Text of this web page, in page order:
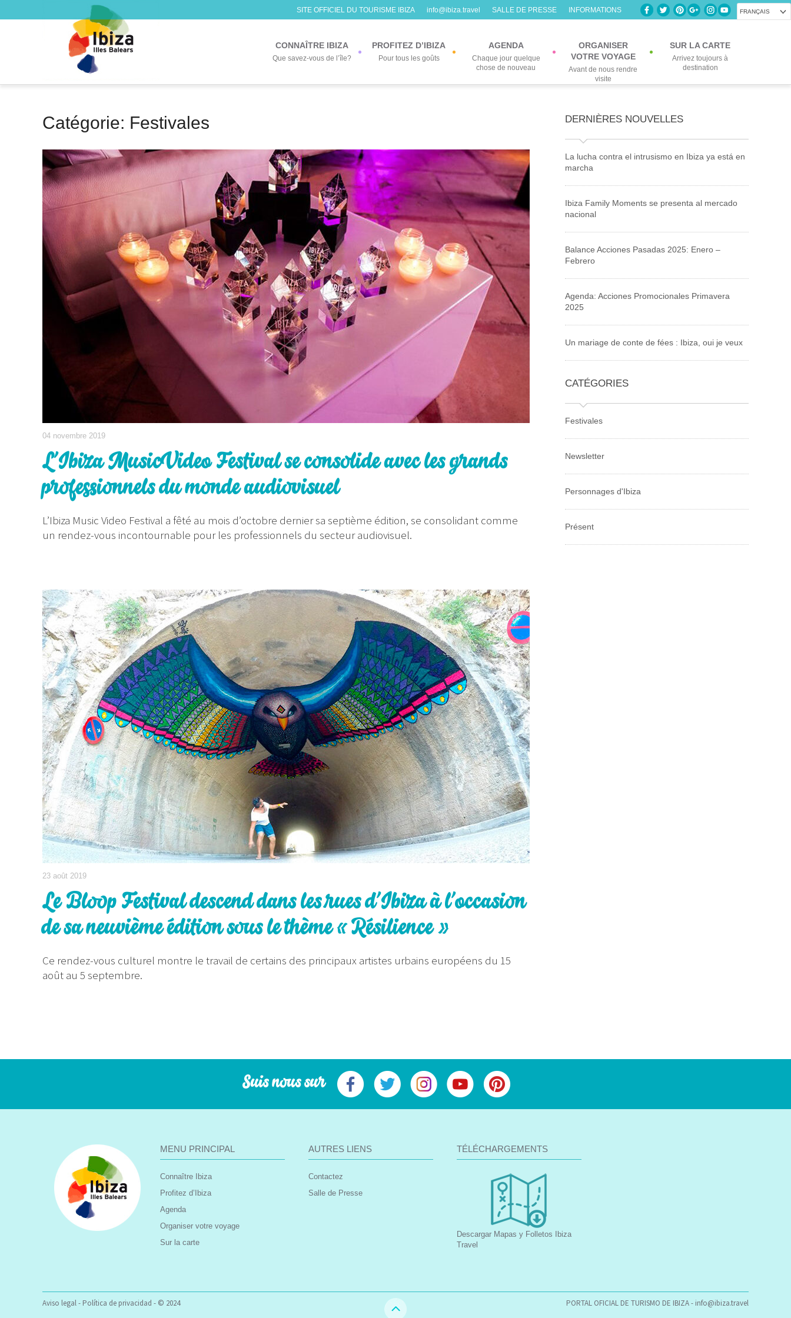
FRANÇAIS
SITE OFFICIEL DU TOURISME IBIZA info@ibiza.travel SALLE DE PRESSE INFORMATIONS
CONNAÎTRE IBIZA
Que savez-vous de l’île?
PROFITEZ D’IBIZA
Pour tous les goûts
AGENDA
Chaque jour quelque
chose de nouveau
ORGANISER
VOTRE VOYAGE
Avant de nous rendre
visite
SUR LA CARTE
Arrivez toujours à
destination
Catégorie: Festivales
04 novembre 2019
L’Ibiza Music Video Festival se consolide avec les grands
professionnels du monde audiovisuel
L’Ibiza Music Video Festival a fêté au mois d’octobre dernier sa septième édition, se consolidant comme
un rendez-vous incontournable pour les professionnels du secteur audiovisuel.
23 août 2019
Le Bloop Festival descend dans les rues d’Ibiza à l’occasion
de sa neuvième édition sous le thème « Résilience »
Ce rendez-vous culturel montre le travail de certains des principaux artistes urbains européens du 15
août au 5 septembre.
DERNIÈRES NOUVELLES
La lucha contra el intrusismo en Ibiza ya está en
marcha
Ibiza Family Moments se presenta al mercado
nacional
Balance Acciones Pasadas 2025: Enero –
Febrero
Agenda: Acciones Promocionales Primavera
2025
Un mariage de conte de fées : Ibiza, oui je veux
CATÉGORIES
Festivales
Newsletter
Personnages d'Ibiza
Présent
Suis nous sur
MENU PRINCIPAL
Connaître Ibiza
Profitez d’Ibiza
Agenda
Organiser votre voyage
Sur la carte
AUTRES LIENS
Contactez
Salle de Presse
TÉLÉCHARGEMENTS
Descargar Mapas y Folletos Ibiza
Travel
Aviso legal- Política de privacidad - © 2024 PORTAL OFICIAL DE TURISMO DE IBIZA - info@ibiza.travel